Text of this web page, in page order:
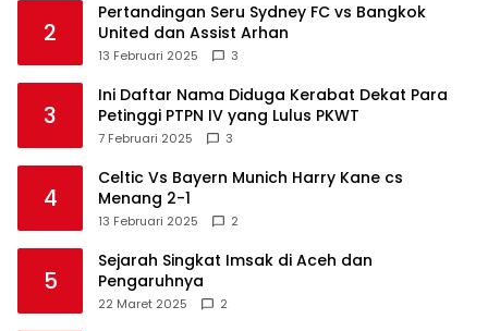
2
Pertandingan Seru Sydney FC vs Bangkok
United dan Assist Arhan
13 Februari 2025 3
3
Ini Daftar Nama Diduga Kerabat Dekat Para
Petinggi PTPN IV yang Lulus PKWT
7 Februari 2025 3
4
Celtic Vs Bayern Munich Harry Kane cs
Menang 2-1
13 Februari 2025 2
5
Sejarah Singkat Imsak di Aceh dan
Pengaruhnya
22 Maret 2025 2